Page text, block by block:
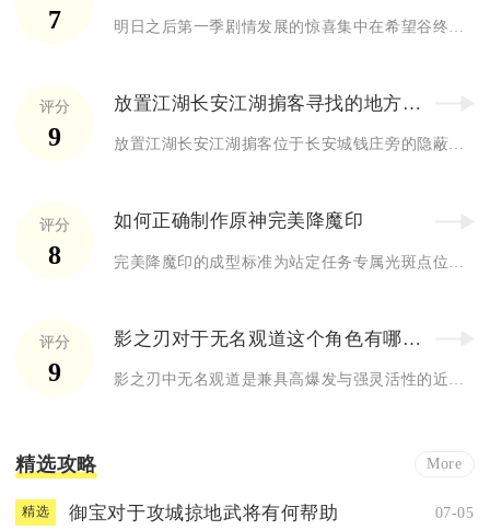
7
评分
9
放置江湖长安江湖掮客寻找的地方是哪里
评分
8
如何正确制作原神完美降魔印
评分
9
影之刃对于无名观道这个角色有哪些评价
精选攻略 More
精选 御宝对于攻城掠地武将有何帮助 07-05